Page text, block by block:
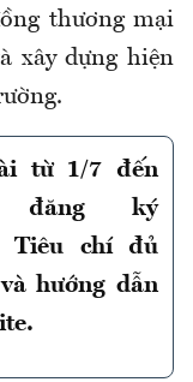
thương mại
xây dựng hiện
từ 1/7 đến
đăng ký
Tiêu chí đủ
hướng dẫn